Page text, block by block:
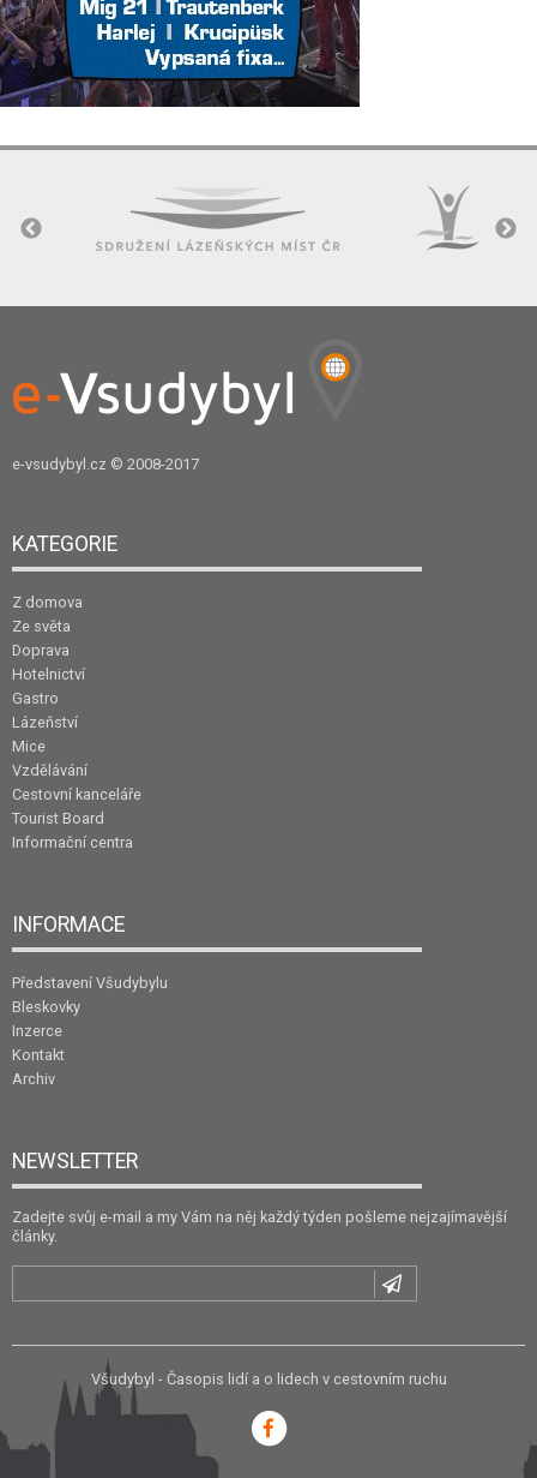
e-vsudybyl.cz © 2008-2017
KATEGORIE
Z domova
Ze světa
Doprava
Hotelnictví
Gastro
Lázeňství
Mice
Vzdělávání
Cestovní kanceláře
Tourist Board
Informační centra
INFORMACE
Představení Všudybylu
Bleskovky
Inzerce
Kontakt
Archiv
NEWSLETTER
Zadejte svůj e-mail a my Vám na něj každý týden pošleme nejzajímavější
články.
Všudybyl - Časopis lidí a o lidech v cestovním ruchu